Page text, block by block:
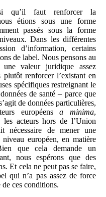
qu’il faut renforcer la
étions sous une forme
passés sous la forme
Dans les différentes
d’information, certains
de label. Nous pensons au
valeur juridique assez
plutôt renforcer l’existant en
spécifiques restreignant le
de santé – parce que
de données particulières,
européensa minima,
les acteurs hors de l’Union
nécessaire de mener une
européen, en matière
que cela demande un
nous espérons que des
Et cela ne peut pas se faire,
qui n’a pas assez de force
ces conditions.